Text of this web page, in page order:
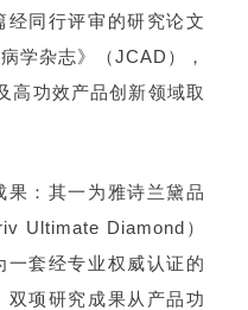
经同行评审的研究论文
学杂志》（JCAD），
高功效产品创新领域取
：其一为雅诗兰黛品
Ultimate Diamond）
一套经专业权威认证的
项研究成果从产品功